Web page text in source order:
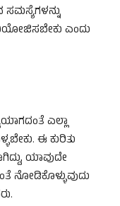
ಸಮಸ್ಯೆಗಳನ್ನು
ಎಂದು
ಎಲ್ಲಾ
ಈ ಕುರಿತು
ಯಾವುದೇ
ನೋಡಿಕೊಳ್ಳುವುದು